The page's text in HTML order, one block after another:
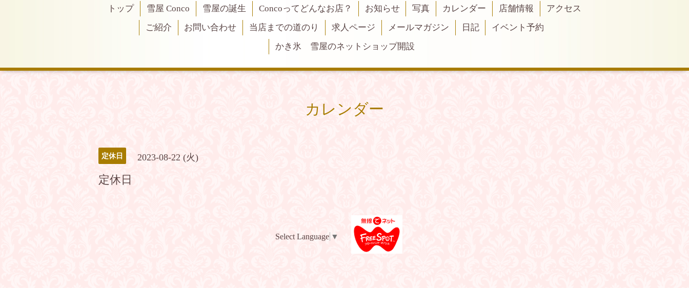
トップ 雪屋 Conco 雪屋の誕生 Concoってどんなお店？ お知らせ 写真 カレンダー 店舗情報
アクセス
ご紹介
お問い合わせ 当店までの道のり 求人ページ メールマガジン 日記
イベント予約
かき氷 雪屋のネットショップ開設
カレンダー
定休日 2023-08-22 (火)
定休日
Select Language ▼